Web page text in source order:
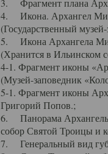
3. Фрагмент плана
4. Икона. Архангел
(Государственный
5. Икона Архангела
(Хранится в Ильинском
4-1. Фрагмент иконы
(Музей-заповедник
5-1. Фрагмент иконы
Григорий Попов.;
6. Панорама
собор Святой Троицы и
7. Генеральный вид